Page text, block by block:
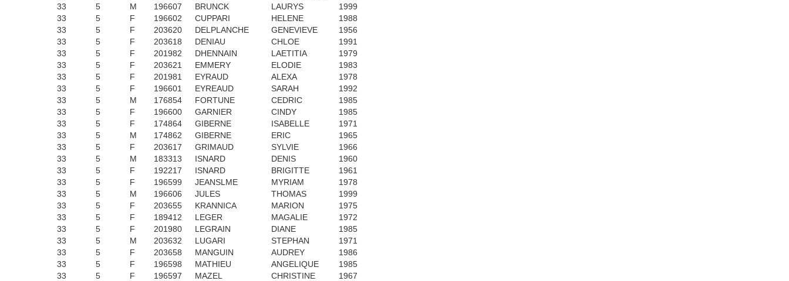
33
5 M 196607 BRUNCK LAURYS
1999
33
5 F 196602 CUPPARI HELENE
1988
33
5 F 203620 DELPLANCHE GENEVIEVE
1956
33
5 F 203618 DENIAU CHLOE
1991
33
5 F 201982 DHENNAIN LAETITIA
1979
33
5 F 203621 EMMERY ELODIE
1983
33
5 F 201981 EYRAUD ALEXA
1978
33
5 F 196601 EYREAUD SARAH
1992
33
5 M 176854 FORTUNE CEDRIC
1985
33
5 F 196600 GARNIER CINDY
1985
33
5 F 174864 GIBERNE ISABELLE
1971
33
5 M 174862 GIBERNE ERIC
1965
33
5 F 203617 GRIMAUD SYLVIE
1966
33
5 M 183313 ISNARD DENIS
1960
33
5 F 192217 ISNARD BRIGITTE
1961
33
5 F 196599 JEANSLME MYRIAM
1978
33
5 M 196606 JULES THOMAS
1999
33
5 F 203655 KRANNICA MARION
1975
33
5 F 189412 LEGER MAGALIE
1972
33
5 F 201980 LEGRAIN DIANE
1985
33
5 M 203632 LUGARI STEPHAN
1971
33
5 F 203658 MANGUIN AUDREY
1986
33
5 F 196598 MATHIEU ANGELIQUE
1985
33
5 F 196597 MAZEL CHRISTINE
1967